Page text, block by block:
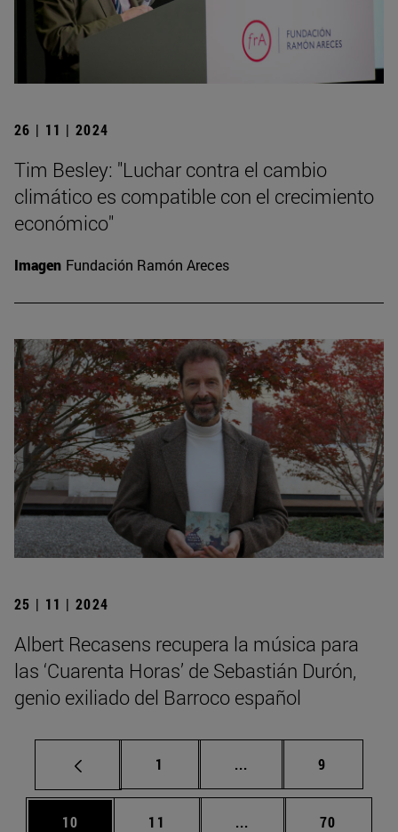
26 | 11 | 2024
Tim Besley: "Luchar contra el cambio
climático es compatible con el crecimiento
económico"
Imagen Fundación Ramón Areces
25 | 11 | 2024
Albert Recasens recupera la música para
las ‘Cuarenta Horas’ de Sebastián Durón,
genio exiliado del Barroco español
Página
1 ... Páginas intermedias
Página
9
Página
10 Página
11 ... Páginas intermedias
Página
70